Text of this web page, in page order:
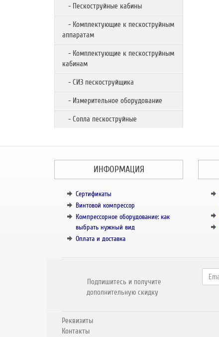
- Пескоструйные кабины
- Комплектующие к пескоструйным
аппаратам
- Комплектующие к пескоструйным
кабинам
- СИЗ пескоструйщика
- Измерительное оборудование
- Сопла пескоструйные
ИНФОРМАЦИЯ
Сертификаты
Винтовой компрессор
Компрессорное оборудование: как
выбрать нужный вид
Оплата и доставка
Подпишитесь и получите
дополнительную скидку
Реквизиты
Контакты